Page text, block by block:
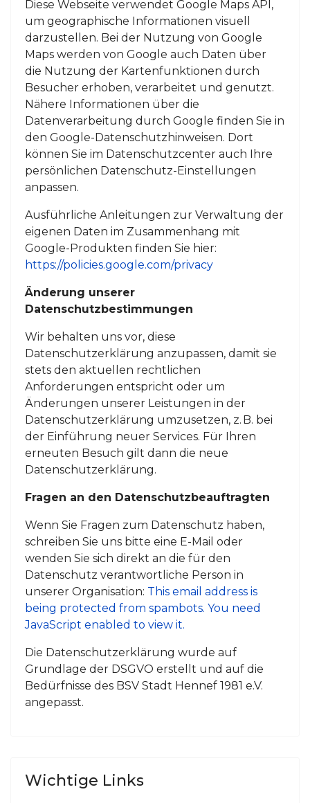
Diese Webseite verwendet Google Maps API,
um geographische Informationen visuell
darzustellen. Bei der Nutzung von Google
Maps werden von Google auch Daten über
die Nutzung der Kartenfunktionen durch
Besucher erhoben, verarbeitet und genutzt.
Nähere Informationen über die
Datenverarbeitung durch Google finden Sie in
den Google-Datenschutzhinweisen. Dort
können Sie im Datenschutzcenter auch Ihre
persönlichen Datenschutz-Einstellungen
anpassen.
Ausführliche Anleitungen zur Verwaltung der
eigenen Daten im Zusammenhang mit
Google-Produkten finden Sie hier:
https://policies.google.com/privacy
Änderung unserer
Datenschutzbestimmungen
Wir behalten uns vor, diese
Datenschutzerklärung anzupassen, damit sie
stets den aktuellen rechtlichen
Anforderungen entspricht oder um
Änderungen unserer Leistungen in der
Datenschutzerklärung umzusetzen, z. B. bei
der Einführung neuer Services. Für Ihren
erneuten Besuch gilt dann die neue
Datenschutzerklärung.
Fragen an den Datenschutzbeauftragten
Wenn Sie Fragen zum Datenschutz haben,
schreiben Sie uns bitte eine E-Mail oder
wenden Sie sich direkt an die für den
Datenschutz verantwortliche Person in
unserer Organisation: This email address is
being protected from spambots. You need
JavaScript enabled to view it.
Die Datenschutzerklärung wurde auf
Grundlage der DSGVO erstellt und auf die
Bedürfnisse des BSV Stadt Hennef 1981 e.V.
angepasst.
Wichtige Links